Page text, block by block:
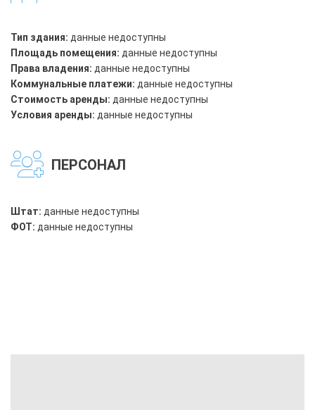
Тип здания: данные недоступны
Площадь помещения: данные недоступны
Права владения: данные недоступны
Коммунальные платежи: данные недоступны
Стоимость аренды: данные недоступны
Условия аренды: данные недоступны
ПЕРСОНАЛ
Штат: данные недоступны
ФОТ: данные недоступны